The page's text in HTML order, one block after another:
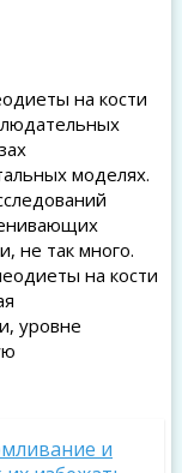
на кости
моделях.
не так много.
на кости
уровне
и